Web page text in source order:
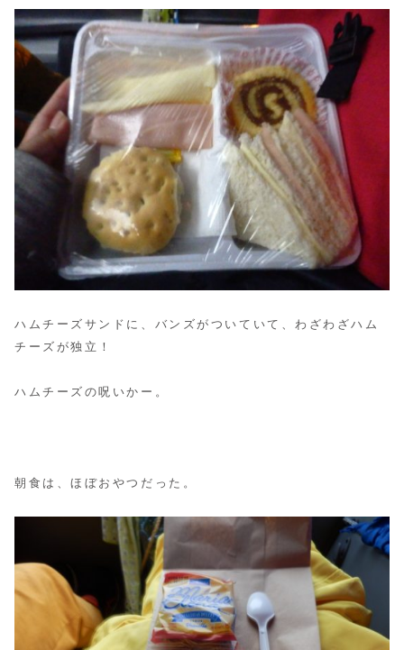
ハムチーズサンドに、バンズがついていて、わざわざハム
チーズが独立！
ハムチーズの呪いかー。
朝食は、ほぼおやつだった。